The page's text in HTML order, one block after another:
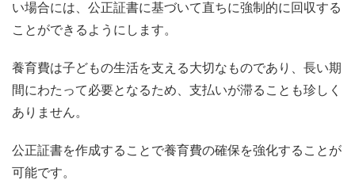
い場合には、公正証書に基づいて直ちに強制的に回収する
ことができるようにします。
養育費は子どもの生活を支える大切なものであり、長い期
間にわたって必要となるため、支払いが滞ることも珍しく
ありません。
公正証書を作成することで養育費の確保を強化することが
可能です​。